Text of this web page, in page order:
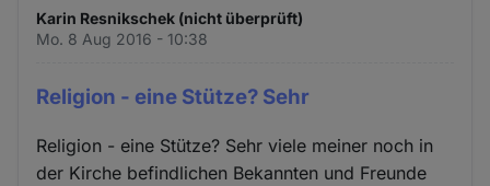
Karin Resnikschek (nicht überprüft)
Mo. 8 Aug 2016 - 10:38
Religion - eine Stütze? Sehr
Religion - eine Stütze? Sehr viele meiner noch in
der Kirche befindlichen Bekannten und Freunde